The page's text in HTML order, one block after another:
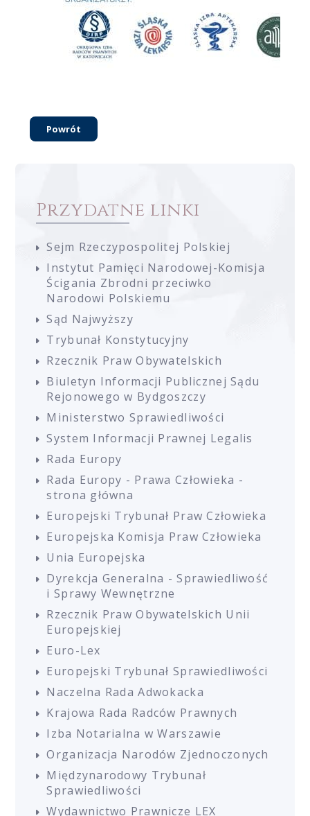
Powrót
Przydatne linki
Sejm Rzeczypospolitej Polskiej
Instytut Pamięci Narodowej-Komisja
Ścigania Zbrodni przeciwko
Narodowi Polskiemu
Sąd Najwyższy
Trybunał Konstytucyjny
Rzecznik Praw Obywatelskich
Biuletyn Informacji Publicznej Sądu
Rejonowego w Bydgoszczy
Ministerstwo Sprawiedliwości
System Informacji Prawnej Legalis
Rada Europy
Rada Europy - Prawa Człowieka -
strona główna
Europejski Trybunał Praw Człowieka
Europejska Komisja Praw Człowieka
Unia Europejska
Dyrekcja Generalna - Sprawiedliwość
i Sprawy Wewnętrzne
Rzecznik Praw Obywatelskich Unii
Europejskiej
Euro-Lex
Europejski Trybunał Sprawiedliwości
Naczelna Rada Adwokacka
Krajowa Rada Radców Prawnych
Izba Notarialna w Warszawie
Organizacja Narodów Zjednoczonych
Międzynarodowy Trybunał
Sprawiedliwości
Wydawnictwo Prawnicze LEX